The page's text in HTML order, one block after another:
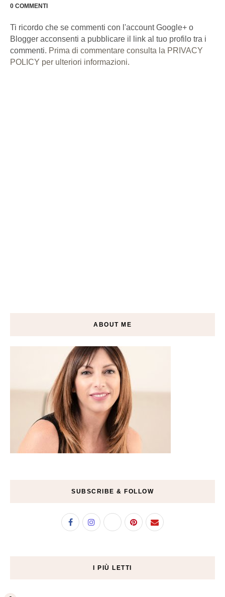
0 COMMENTI
Ti ricordo che se commenti con l'account Google+ o
Blogger acconsenti a pubblicare il link al tuo profilo tra i
commenti. Prima di commentare consulta la PRIVACY
POLICY per ulteriori informazioni.
ABOUT ME
SUBSCRIBE & FOLLOW
I PIÙ LETTI